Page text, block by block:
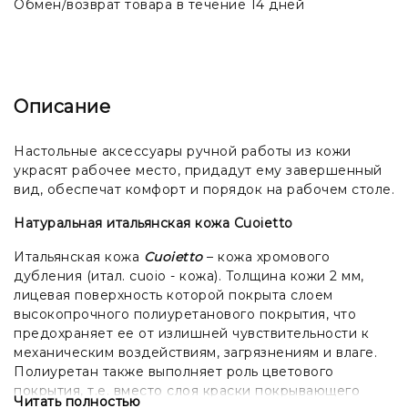
Обмен/возврат товара в течение 14 дней
Описание
Настольные аксессуары ручной работы из кожи
украсят рабочее место, придадут ему завершенный
вид, обеспечат комфорт и порядок на рабочем столе.
Натуральная итальянская кожа Cuoietto
Итальянская кожа Cuoietto– кожа хромового
дубления (итал. cuoio - кожа). Толщина кожи 2 мм,
лицевая поверхность которой покрыта слоем
высокопрочного полиуретанового покрытия, что
предохраняет ее от излишней чувствительности к
механическим воздействиям, загрязнениям и влаге.
Полиуретан также выполняет роль цветового
покрытия, т.е. вместо слоя краски покрывающего
Читать полностью